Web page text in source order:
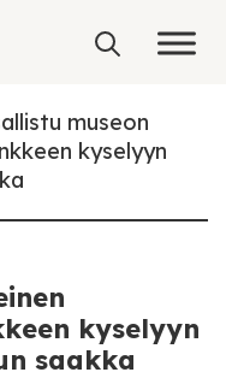
museon
kyselyyn
kyselyyn
saakka